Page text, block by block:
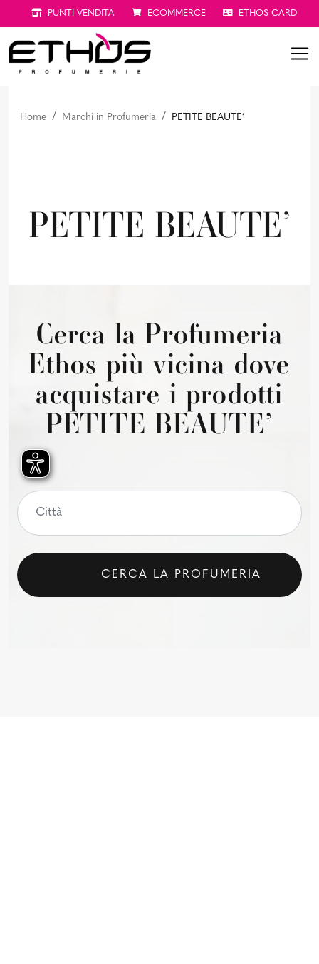
PUNTI VENDITA ECOMMERCE ETHOS CARD
Home Marchi in Profumeria PETITE BEAUTE’
PETITE BEAUTE’
Cerca la Profumeria
Ethos più vicina dove
acquistare i prodotti
PETITE BEAUTE’
CERCA LA PROFUMERIA